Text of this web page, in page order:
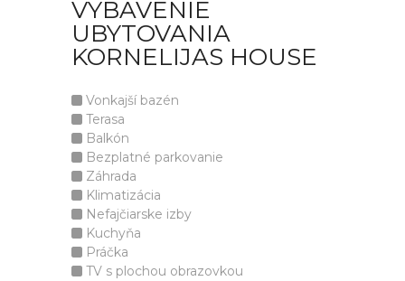
VYBAVENIE
UBYTOVANIA
KORNELIJAS HOUSE
Vonkajší bazén
Terasa
Balkón
Bezplatné parkovanie
Záhrada
Klimatizácia
Nefajčiarske izby
Kuchyňa
Práčka
TV s plochou obrazovkou